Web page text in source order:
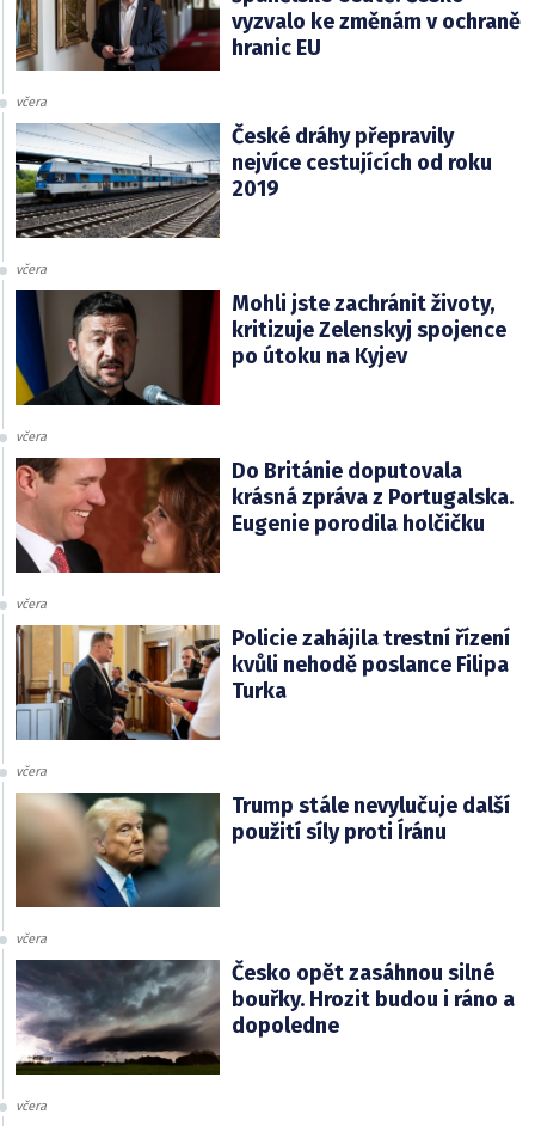
vyzvalo ke změnám v ochraně
hranic EU
včera
České dráhy přepravily
nejvíce cestujících od roku
2019
včera
Mohli jste zachránit životy,
kritizuje Zelenskyj spojence
po útoku na Kyjev
včera
Do Británie doputovala
krásná zpráva z Portugalska.
Eugenie porodila holčičku
včera
Policie zahájila trestní řízení
kvůli nehodě poslance Filipa
Turka
včera
Trump stále nevylučuje další
použití síly proti Íránu
včera
Česko opět zasáhnou silné
bouřky. Hrozit budou i ráno a
dopoledne
včera